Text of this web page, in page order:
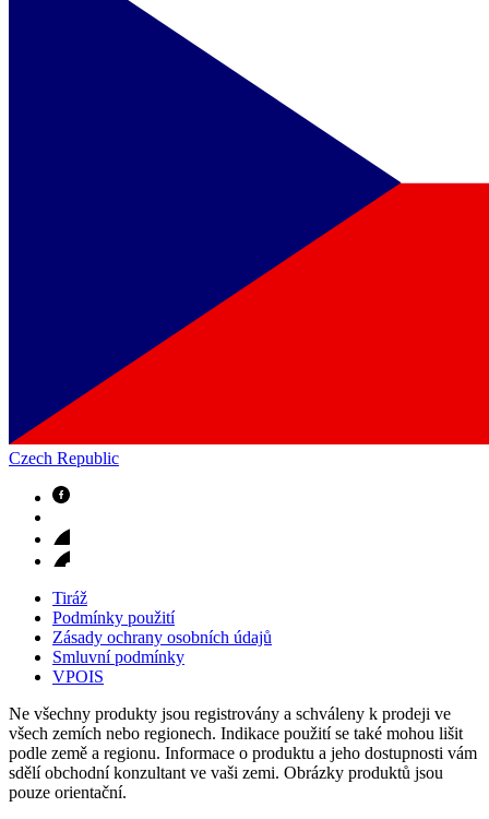
Czech Republic
Tiráž
Podmínky použití
Zásady ochrany osobních údajů
Smluvní podmínky
VPOIS
Ne všechny produkty jsou registrovány a schváleny k prodeji ve
všech zemích nebo regionech. Indikace použití se také mohou lišit
podle země a regionu. Informace o produktu a jeho dostupnosti vám
sdělí obchodní konzultant ve vaši zemi. Obrázky produktů jsou
pouze orientační.